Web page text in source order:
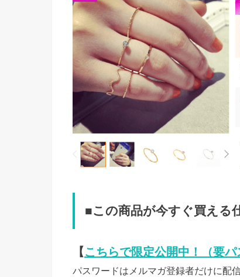
■この商品が今すぐ買える
【 こちらで限定公開中！（要パ
パスワードはメルマガ登録者だけに配